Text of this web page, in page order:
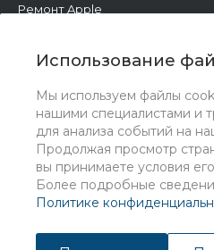
Использование
Мы используем файлы
нашими специалистами и
для анализа событий на
Продолжая просмотр
вы принимаете условия
Более подробные
Политике
Ремонт Apple